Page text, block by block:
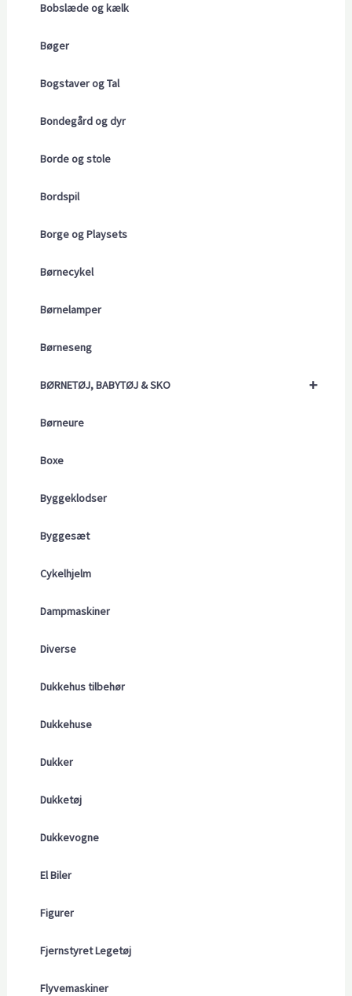
Bobslæde og kælk
Bøger
Bogstaver og Tal
Bondegård og dyr
Borde og stole
Bordspil
Borge og Playsets
Børnecykel
Børnelamper
Børneseng
+
BØRNETØJ, BABYTØJ & SKO
Børneure
Boxe
Byggeklodser
Byggesæt
Cykelhjelm
Dampmaskiner
Diverse
Dukkehus tilbehør
Dukkehuse
Dukker
Dukketøj
Dukkevogne
El Biler
Figurer
Fjernstyret Legetøj
Flyvemaskiner